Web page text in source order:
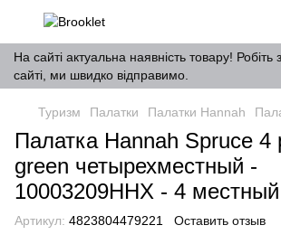
На сайті актуальна наявність товару!
сайті, ми швидко відправимо.
Туризм Палатки Палатки Hannah
Палатка Hannah Spruce 4
green четырехместный -
10003209HHX - 4 местный
Артикул: 4823804479221 Оставить отзыв